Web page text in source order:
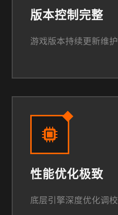
版本控制完整
游戏版本持续更新维护
性能优化极致
底层引擎深度优化调校